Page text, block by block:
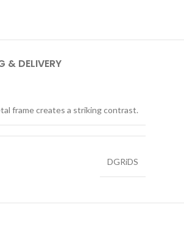
& DELIVERY
frame creates a striking contrast.
DGRiDS